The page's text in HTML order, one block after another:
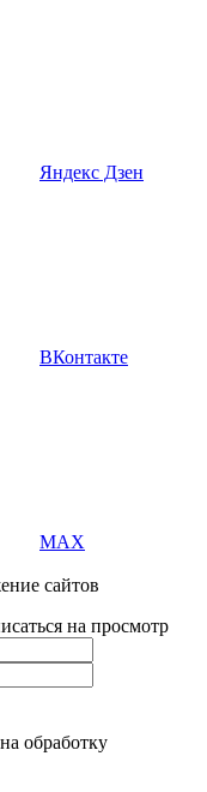
Яндекс Дзен
ВКонтакте
MAX
сайтов
на просмотр
обработку